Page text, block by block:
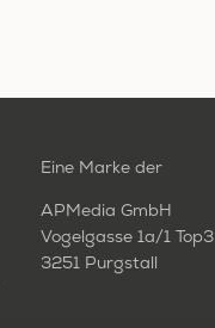
Eine Marke der
APMedia GmbH
Vogelgasse 1a/1 Top3
3251 Purgstall